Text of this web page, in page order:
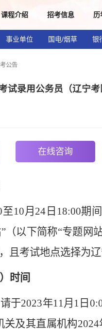
课程介绍 招考信息 历
事业单位 国电/烟草 银
公告
试录用公务员（辽宁
在线咨询
10月24日18:00期
以下简称“专题网站
且考试地点选择为辽
时间
于2023年11月1日
关及其直属机构